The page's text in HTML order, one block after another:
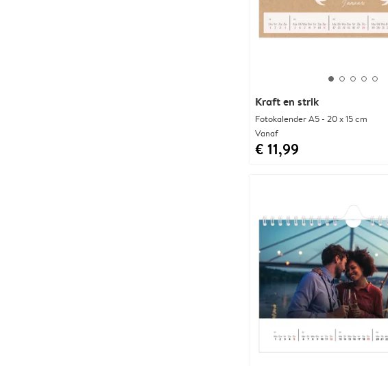
Kraft en strik
Fotokalender A5 - 20 x 15 cm
Vanaf
€ 11,99